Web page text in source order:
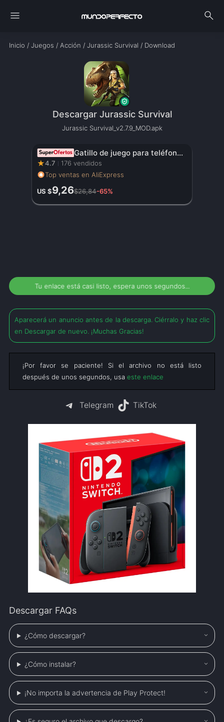
menu search
Inicio / Juegos / Acción / Jurassic Survival / Download
Descargar Jurassic Survival
Jurassic Survival_v2.7.9_MOD.apk
Gatillo de juego para teléfono móvil JS65 para PUBG, mando de disparo, Joystick de 6 dedos para comer pollo, artefacto auxiliar L1R1, botón de llave
★4.7
176 vendidos
Top ventas en AliExpress
US $9,26$26,84-65%
Tu enlace está casi listo, espera unos segundos...
Aparecerá un anuncio antes de la descarga. Ciérralo y haz clic
en Descargar de nuevo. ¡Muchas Gracias!
¡Por favor se paciente! Si el archivo no está listo
después de unos segundos, usa este enlace
Telegram TikTok
Descargar FAQs
¿Cómo descargar?
¿Cómo instalar?
¡No importa la advertencia de Play Protect!